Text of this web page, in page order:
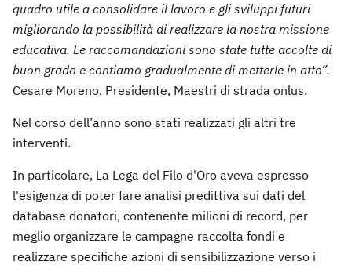
quadro utile a consolidare il lavoro e gli sviluppi futuri
migliorando la possibilità di realizzare la nostra missione
educativa. Le raccomandazioni sono state tutte accolte di
buon grado e contiamo gradualmente di metterle in atto”.
Cesare Moreno, Presidente, Maestri di strada onlus.
Nel corso dell’anno sono stati realizzati gli altri tre
interventi.
In particolare, La Lega del Filo d'Oro aveva espresso
l'esigenza di poter fare analisi predittiva sui dati del
database donatori, contenente milioni di record, per
meglio organizzare le campagne raccolta fondi e
realizzare specifiche azioni di sensibilizzazione verso i